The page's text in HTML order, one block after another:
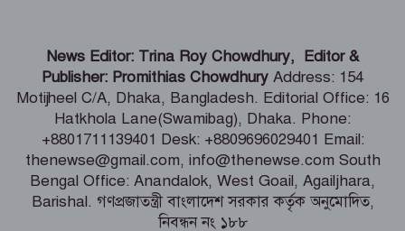
শিগগিরই শুরু হবে তিস্তা মহাপরিকল্পনা
বাস্তবায়নের কাজ – পানি সম্পদ মন্ত্রী
সংবাদপত্র সমাজের দর্পণ – মৎস্য ও
প্রাণিসম্পদ প্রতিমন্ত্রী
শেখ হাসিনা কি বেঁচে আছেন, না কি মারা
News Editor: Trina Roy Chowdhury, Editor &
Publisher: Promithias Chowdhury Address: 154
Motijheel C/A, Dhaka, Bangladesh. Editorial Office: 16
Hatkhola Lane(Swamibag), Dhaka. Phone:
+8801711139401 Desk: +8809696029401 Email:
thenewse@gmail.com, info@thenewse.com South
Bengal Office: Anandalok, West Goail, Agailjhara,
Barishal. গণপ্রজাতন্ত্রী বাংলাদেশ সরকার কর্তৃক অনুমোদিত,
নিবন্ধন নং ১৮৮